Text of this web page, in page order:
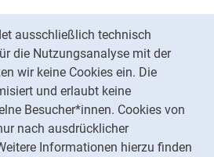
ausschließlich technisch
die Nutzungsanalyse mit der
wir keine Cookies ein. Die
und erlaubt keine
Besucher*innen. Cookies von
nach ausdrücklicher
Informationen hierzu finden
Kassel auf
Fenster)
Kassel auf
Fenster)